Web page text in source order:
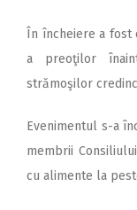
În încheiere a fost
a preoţilor
strămoşilor
Evenimentul s-a
membrii
cu alimente la